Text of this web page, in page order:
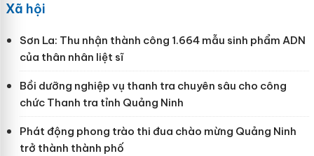
Xã hội
Sơn La: Thu nhận thành công 1.664 mẫu sinh phẩm ADN
của thân nhân liệt sĩ
Bồi dưỡng nghiệp vụ thanh tra chuyên sâu cho công
chức Thanh tra tỉnh Quảng Ninh
Phát động phong trào thi đua chào mừng Quảng Ninh
trở thành thành phố